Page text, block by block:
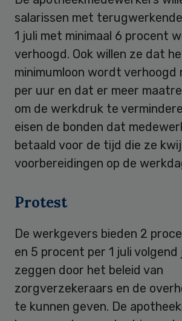
salarissen met
1 juli met minimaal 6 procent
verhoogd. Ook willen ze dat
minimumloon wordt verhoogd
per uur en dat er meer
om de werkdruk te
eisen de bonden dat
betaald voor de tijd die ze
voorbereidingen op de
Protest
De werkgevers bieden 2
en 5 procent per 1 juli volgend
zeggen door het beleid van
zorgverzekeraars en de
te kunnen geven. De